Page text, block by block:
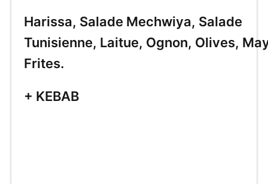
Harissa, Salade Mechwiya, Salade
Tunisienne, Laitue, Ognon, Olives,
Frites.
+ KEBAB